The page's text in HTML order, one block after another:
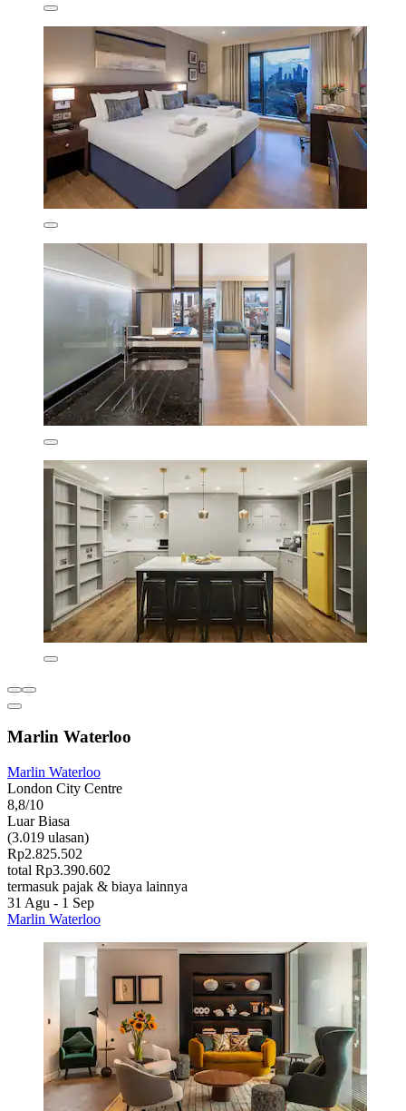
Marlin Waterloo
Marlin Waterloo
London City Centre
8,8/10
Luar Biasa
(3.019 ulasan)
Rp2.825.502
total Rp3.390.602
termasuk pajak & biaya lainnya
31 Agu - 1 Sep
Marlin Waterloo